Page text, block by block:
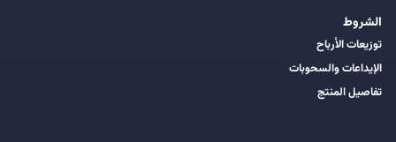
الشروط
توزيعات الأرباح
الإيداعات والسحوبات
تفاصيل المنتج